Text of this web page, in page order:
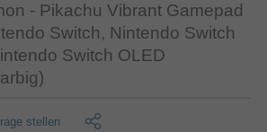
- Pikachu Vibrant Gamepad
Switch, Nintendo Switch
Switch OLED
stellen